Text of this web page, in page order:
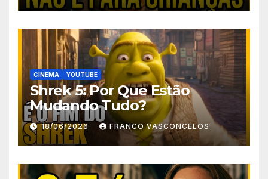
CINEMA YOUTUBE
Shrek 5: Por Que Estão
Mudando Tudo?
18/06/2026 FRANCO VASCONCELOS